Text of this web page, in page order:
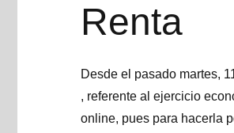
Renta
Desde el pasado martes,
, referente al ejercicio
online, pues para hacerla